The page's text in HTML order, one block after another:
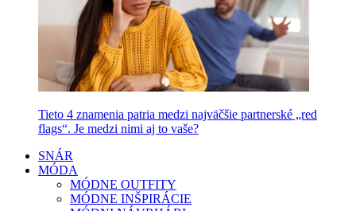
Tieto 4 znamenia patria medzi najväčšie partnerské „red
flags“. Je medzi nimi aj to vaše?
SNÁR
MÓDA
MÓDNE OUTFITY
MÓDNE INŠPIRÁCIE